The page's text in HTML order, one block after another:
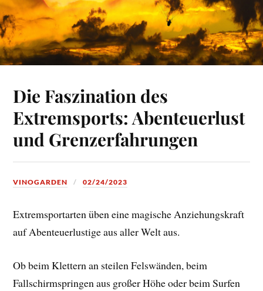
Die Faszination des
Extremsports: Abenteuerlust
und Grenzerfahrungen
VINOGARDEN 02/24/2023
Extremsportarten üben eine magische Anziehungskraft
auf Abenteuerlustige aus aller Welt aus.
Ob beim Klettern an steilen Felswänden, beim
Fallschirmspringen aus großer Höhe oder beim Surfen